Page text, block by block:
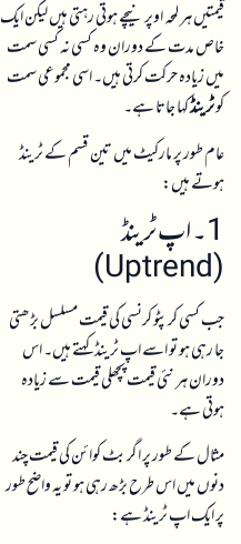
قیمتیں ہر لمحہ اوپر نیچے ہوتی رہتی ہیں لیکن ایک
خاص مدت کے دوران وہ کسی نہ کسی سمت
میں زیادہ حرکت کرتی ہیں۔ اسی مجموعی سمت
کوٹرینڈکہا جاتا ہے۔
عام طور پر مارکیٹ میں تین قسم کے ٹرینڈ
ہوتے ہیں:
1۔ اپ ٹرینڈ
(Uptrend)
جب کسی کرپٹو کرنسی کی قیمت مسلسل بڑھتی
جا رہی ہو تو اسے اپ ٹرینڈ کہتے ہیں۔ اس
دوران ہر نئی قیمت پچھلی قیمت سے زیادہ
ہوتی ہے۔
مثال کے طور پر اگر بٹ کوائن کی قیمت چند
دنوں میں اس طرح بڑھ رہی ہو تو یہ واضح طور
پر ایک اپ ٹرینڈ ہے: